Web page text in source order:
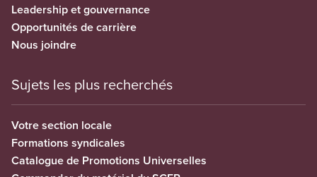
Leadership et gouvernance
Opportunités de carrière
Nous joindre
Sujets les plus recherchés
Votre section locale
Formations syndicales
Catalogue de Promotions Universelles